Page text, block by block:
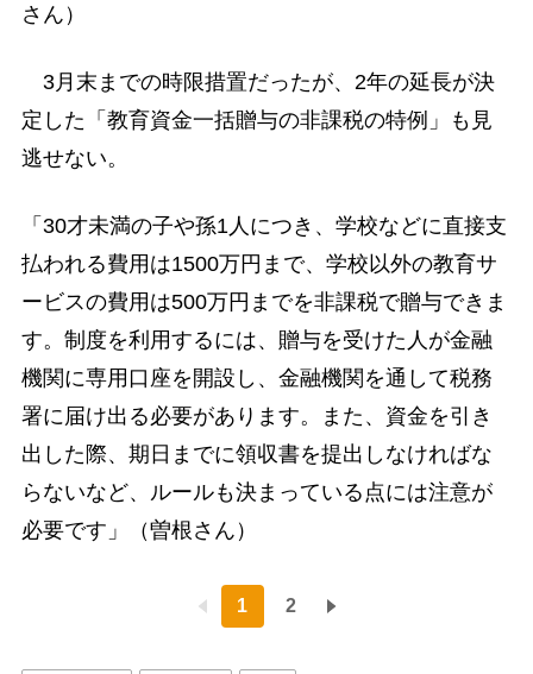
さん）
3月末までの時限措置だったが、2年の延長が決
定した「教育資金一括贈与の非課税の特例」も見
逃せない。
「30才未満の子や孫1人につき、学校などに直接支
払われる費用は1500万円まで、学校以外の教育サ
ービスの費用は500万円までを非課税で贈与できま
す。制度を利用するには、贈与を受けた人が金融
機関に専用口座を開設し、金融機関を通して税務
署に届け出る必要があります。また、資金を引き
出した際、期日までに領収書を提出しなければな
らないなど、ルールも決まっている点には注意が
必要です」（曽根さん）
1 2